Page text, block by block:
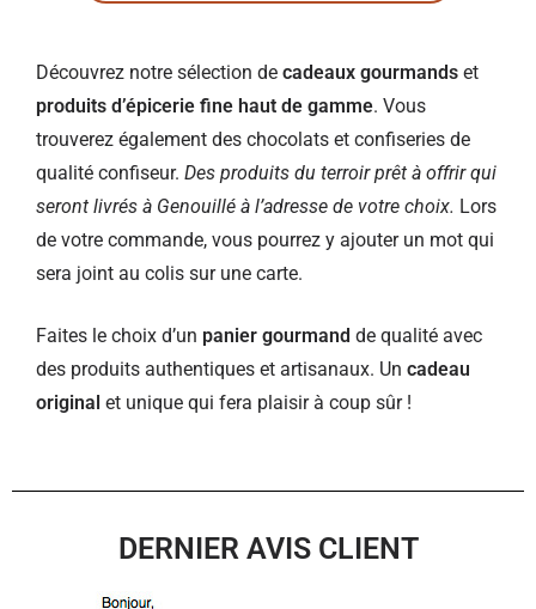
Découvrez notre sélection de cadeaux gourmands et
produits d’épicerie fine haut de gamme. Vous
trouverez également des chocolats et confiseries de
qualité confiseur. Des produits du terroir prêt à offrir qui
seront livrés à Genouillé à l’adresse de votre choix. Lors
de votre commande, vous pourrez y ajouter un mot qui
sera joint au colis sur une carte.
Faites le choix d’un panier gourmand de qualité avec
des produits authentiques et artisanaux. Un cadeau
original et unique qui fera plaisir à coup sûr !
DERNIER AVIS CLIENT